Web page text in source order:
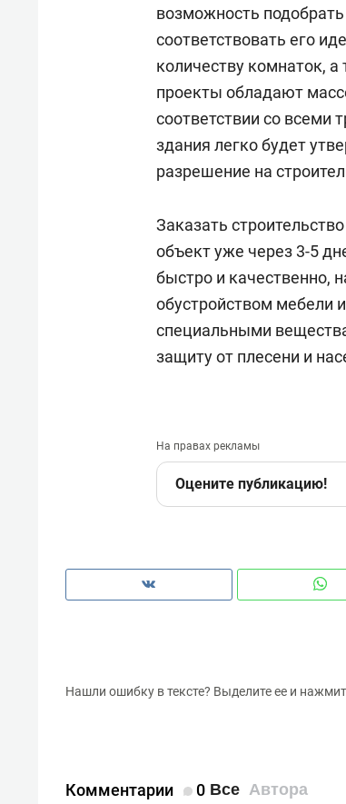
возможность
соответствовать его
количеству комнаток,
проекты обладают
соответствии со всеми
здания легко будет
разрешение на
Заказать
объект уже через 3-5
быстро и качественно,
обустройством мебели
специальными
защиту от плесени и
На правах рекламы
Оцените публикацию!
Нашли ошибку в тексте? Выделите ее и
Комментарии 0 Все Автора